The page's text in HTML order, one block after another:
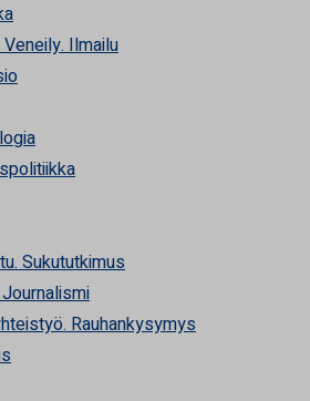
Ilmailu
Sukututkimus
Rauhankysymys